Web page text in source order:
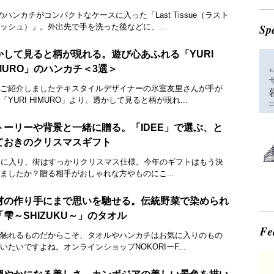
ハンカチがコンパクトなケースに入った「Last Tissue（ラスト
シュ）」。外出先で手を洗った後などに、...
して見ると柄が現れる。遊び心あふれる「YURI
」のハンカチ＜3選＞
紹介しましたテキスタイルデザイナーの氷室友里さんが手が
YURI HIMURO」より、透かして見ると柄が現れ...
ーリーや背景と一緒に贈る。「IDEE」で選ぶ、と
おきのクリスマスギフト
入り、街はすっかりクリスマス仕様。今年のギフトはもう決
したか？贈る相手がおしゃれな方やものにこ...
の作り手にまで思いを馳せる。伝統野菜で染められ
雫～SHIZUKU～」のタオル
れるものだからこそ、タオルやハンカチはお気に入りのもの
たいですよね。オンラインショップNOKORIーF...